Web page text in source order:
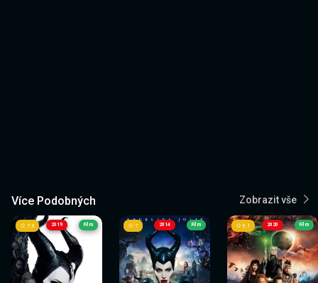
Více Podobných Zobrazit vše
2019
7.3 Film 2014
7 Film 2020
6.1 Film